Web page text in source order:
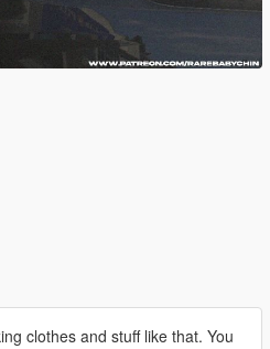
clothes and stuff like that. You